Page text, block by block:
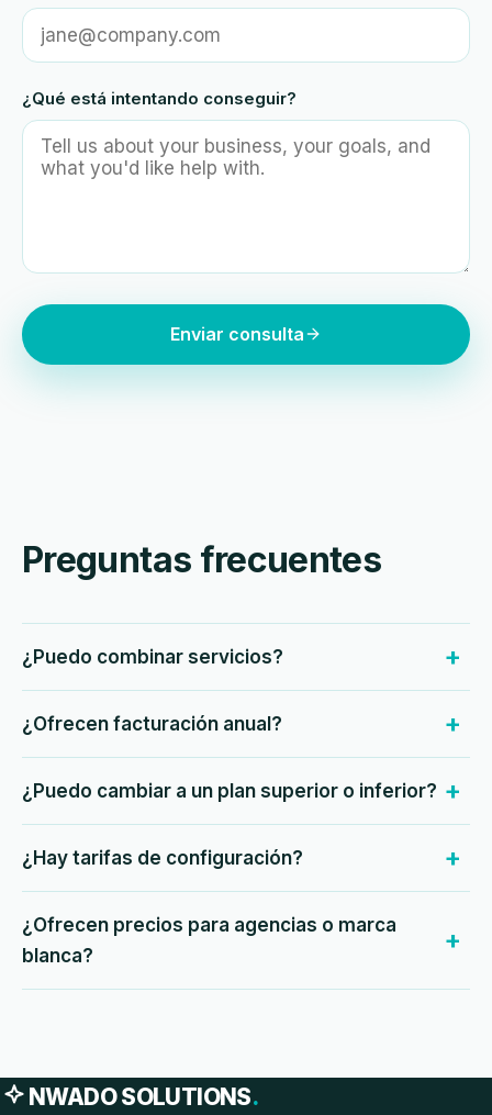
¿Qué está intentando conseguir?
Enviar consulta
Preguntas frecuentes
¿Puedo combinar servicios?
¿Ofrecen facturación anual?
¿Puedo cambiar a un plan superior o inferior?
¿Hay tarifas de configuración?
¿Ofrecen precios para agencias o marca
blanca?
NWADO SOLUTIONS.